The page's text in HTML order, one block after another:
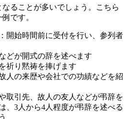
ることが多いでしょう。こちら
です。
開始時間前に受付を行い、参列者
どが開式の辞を述べます
祈り黙祷を捧げます
人の来歴や会社での功績などを紹
取引先、故人の友人などが弔辞を
、3人から4人程度が弔辞を述べる